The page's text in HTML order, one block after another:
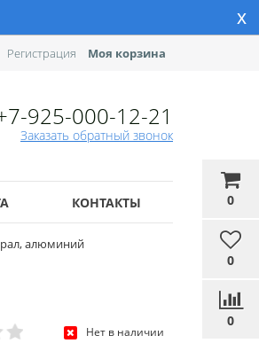
x
0
0
0
Регистрация Моя корзина
925-000-12-21
Заказать обратный звонок
КОНТАКТЫ
алюминий
Нет в наличии